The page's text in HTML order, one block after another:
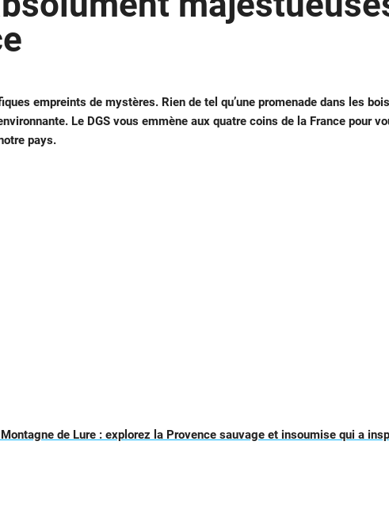
empreints de mystères. Rien de tel qu’une promenade dans les
Le DGS vous emmène aux quatre coins de la France pour
pays.
de Lure : explorez la Provence sauvage et insoumise qui a